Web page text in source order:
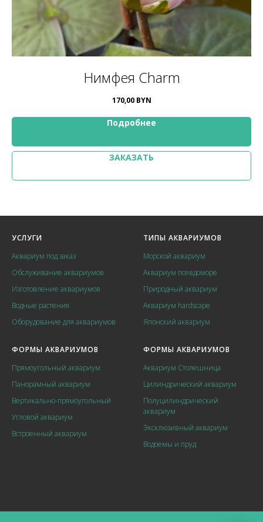
Нимфея Charm
170,00 BYN
Подробнее
ЗАКАЗАТЬ
УСЛУГИ
Аквариум под заказ
Обслуживание аквариумов
Изготовление аквариумов
Водные растения
Оборудование для аквариумов
ТИПЫ АКВАРИУМОВ
Морской аквариум
Аквариум псевдоморе
Природный аквариум
Аквариум hardscape
Японский аквариум
ФОРМЫ АКВАРИУМОВ
Прямоугольный аквариум
Панорамный аквариум
Вертикально-прямоугольный
Угловой аквариум
Встроенный аквариум
ФОРМЫ АКВАРИУМОВ
Аквариум Столешница
Цилиндрический аквариум
Полуцилиндрический
аквариум
Эксклюзивный аквариум
Водоемы и пруд